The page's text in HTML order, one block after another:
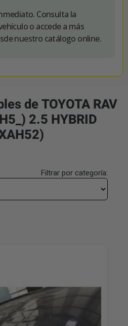
Consulta la
o accede a más
nuestro catálogo online.
de TOYOTA RAV
2.5 HYBRID
Filtrar por categoría: